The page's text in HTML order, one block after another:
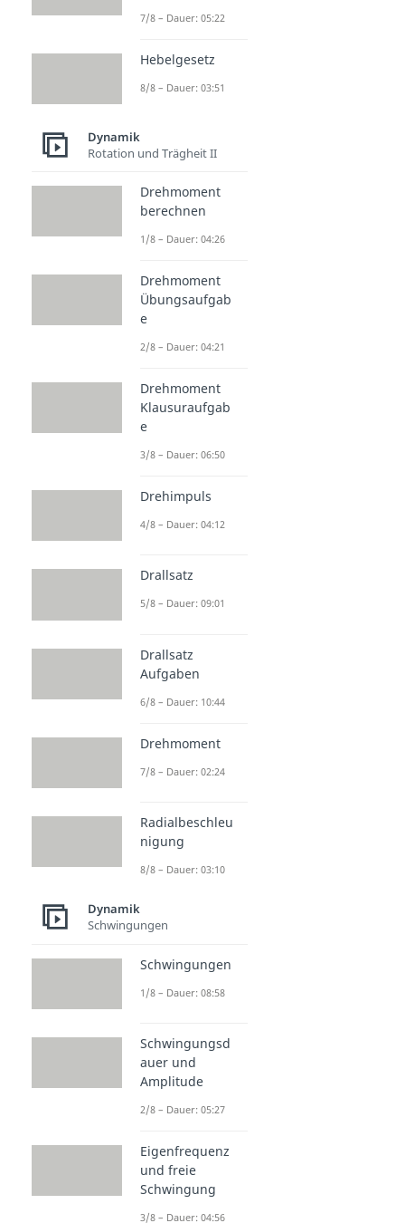
7/8 – Dauer: 05:22
Hebelgesetz
8/8 – Dauer: 03:51
Dynamik
Rotation und Trägheit II
Drehmoment
berechnen
1/8 – Dauer: 04:26
Drehmoment
Übungsaufgab
e
2/8 – Dauer: 04:21
Drehmoment
Klausuraufgab
e
3/8 – Dauer: 06:50
Drehimpuls
4/8 – Dauer: 04:12
Drallsatz
5/8 – Dauer: 09:01
Drallsatz
Aufgaben
6/8 – Dauer: 10:44
Drehmoment
7/8 – Dauer: 02:24
Radialbeschleu
nigung
8/8 – Dauer: 03:10
Dynamik
Schwingungen
Schwingungen
1/8 – Dauer: 08:58
Schwingungsd
auer und
Amplitude
2/8 – Dauer: 05:27
Eigenfrequenz
und freie
Schwingung
3/8 – Dauer: 04:56